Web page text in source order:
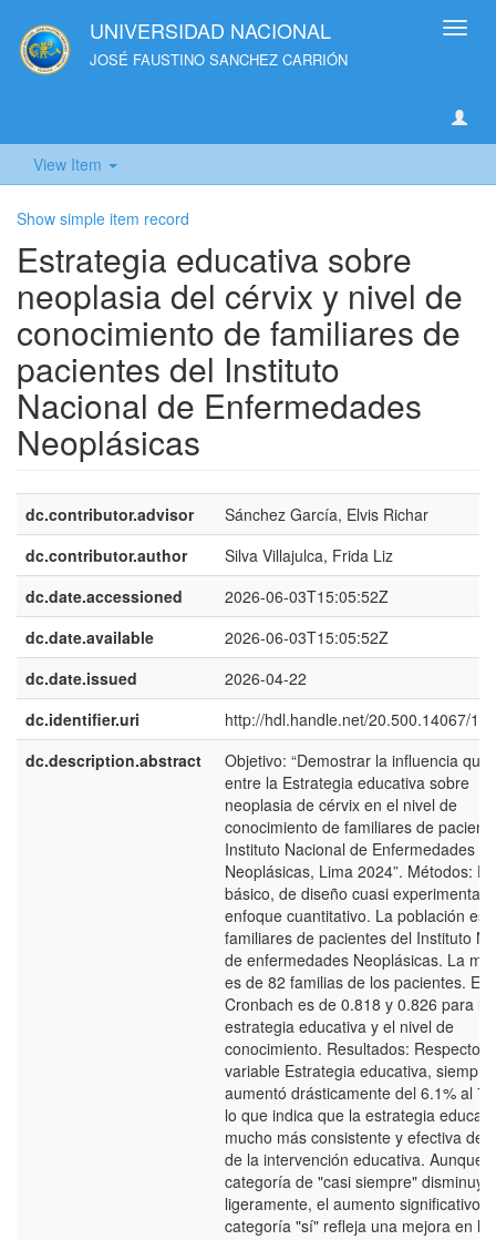
UNIVERSIDAD NACIONAL
JOSÉ FAUSTINO SANCHEZ CARRIÓN
View Item
Show simple item record
Estrategia educativa sobre
neoplasia del cérvix y nivel de
conocimiento de familiares de
pacientes del Instituto
Nacional de Enfermedades
Neoplásicas
dc.contributor.advisor
Sánchez García, Elvis Richar
dc.contributor.author
Silva Villajulca, Frida Liz
dc.date.accessioned
2026-06-03T15:05:52Z
dc.date.available
2026-06-03T15:05:52Z
dc.date.issued
2026-04-22
dc.identifier.uri
http://hdl.handle.net/20.500.14067/
dc.description.abstract
Objetivo: “Demostrar la influencia que
entre la Estrategia educativa sobre
neoplasia de cérvix en el nivel de
conocimiento de familiares de
Instituto Nacional de Enfermedades
Neoplásicas, Lima 2024”. Métodos:
básico, de diseño cuasi experimental.
enfoque cuantitativo. La población es
familiares de pacientes del Instituto
de enfermedades Neoplásicas. La
es de 82 familias de los pacientes. El
Cronbach es de 0.818 y 0.826 para la
estrategia educativa y el nivel de
conocimiento. Resultados: Respecto
variable Estrategia educativa, siempre
aumentó drásticamente del 6.1% al
lo que indica que la estrategia
mucho más consistente y efectiva
de la intervención educativa. Aunque
categoría de "casi siempre" disminuyó
ligeramente, el aumento significativo
categoría "sí" refleja una mejora en la